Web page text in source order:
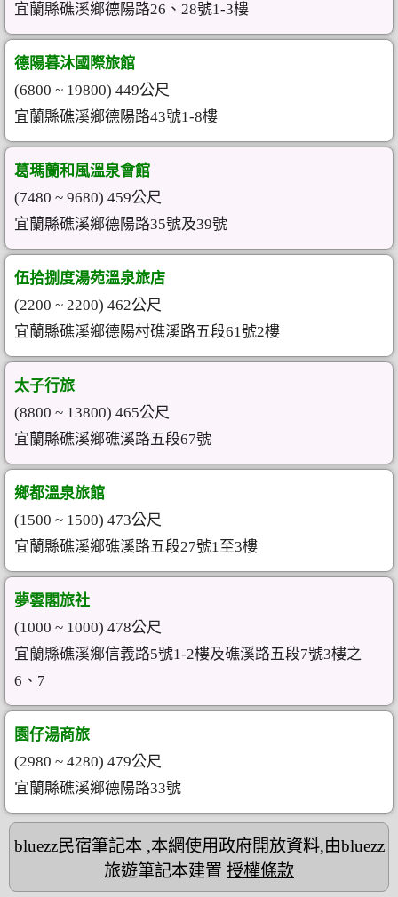
宜蘭縣礁溪鄉德陽路26、28號1-3樓
德陽暮沐國際旅館
(6800 ~ 19800) 449公尺
宜蘭縣礁溪鄉德陽路43號1-8樓
葛瑪蘭和風溫泉會館
(7480 ~ 9680) 459公尺
宜蘭縣礁溪鄉德陽路35號及39號
伍拾捌度湯苑溫泉旅店
(2200 ~ 2200) 462公尺
宜蘭縣礁溪鄉德陽村礁溪路五段61號2樓
太子行旅
(8800 ~ 13800) 465公尺
宜蘭縣礁溪鄉礁溪路五段67號
鄉都溫泉旅館
(1500 ~ 1500) 473公尺
宜蘭縣礁溪鄉礁溪路五段27號1至3樓
夢雲閣旅社
(1000 ~ 1000) 478公尺
宜蘭縣礁溪鄉信義路5號1-2樓及礁溪路五段7號3樓之
6、7
園仔湯商旅
(2980 ~ 4280) 479公尺
宜蘭縣礁溪鄉德陽路33號
bluezz民宿筆記本,本網使用政府開放資料,由bluezz
旅遊筆記本建置 授權條款